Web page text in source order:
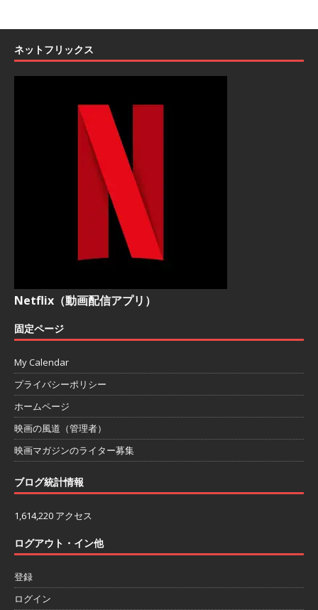
ネットフリックス
Netflix（動画配信アプリ）
固定ページ
My Calendar
プライバシーポリシー
ホームページ
映画の風道（管理者）
映画マガジンのライター募集
ブログ統計情報
1,614,220 アクセス
ログアウト・イン他
登録
ログイン